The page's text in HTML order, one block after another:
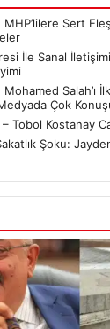
MHP’lilere Sert
İle Sanal
Salah’ı
Çok
Tobol Kostanay
Şoku: